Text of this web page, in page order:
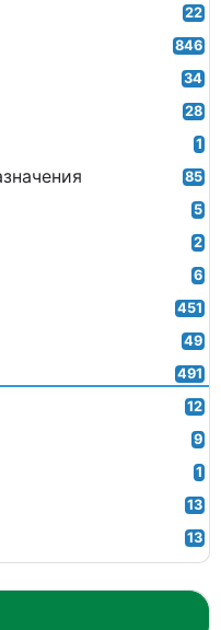
22
846
34
28
1
85
5
2
6
451
49
491
12
9
1
13
13